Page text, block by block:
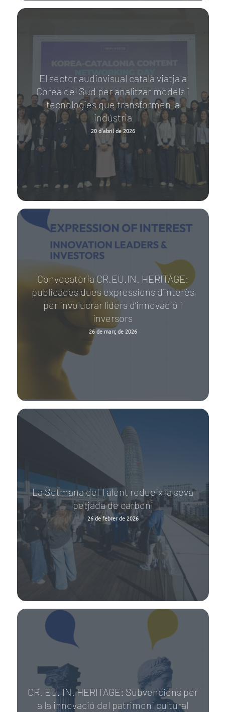
El sector audiovisual català viatja a
Corea del Sud per analitzar models i
tecnologies que transformen la
indústria
20 d'abril de 2026
Convocatòria CR.EU.IN. HERITAGE:
publicades dues expressions d’interès
per involucrar líders d’innovació i
inversors
26 de març de 2026
La Setmana del Talent redueix la seva
petjada de carboni
26 de febrer de 2026
CR. EU. IN. HERITAGE: Subvencions per
a la innovació del patrimoni cultural